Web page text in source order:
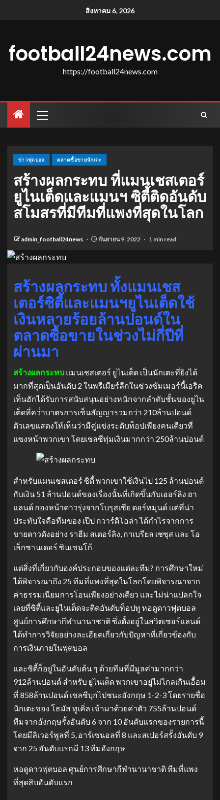
สิงหาคม 6, 2026
football24news.com
https://football24news.com
ข่าวฟุตบอล ตลาดซื้อขายนักเตะ
สร้างผลกระทบ ที่แมนเชสเตอร์
ยูไนเต็ดและแมนฯ ซิตี้ติดอันดับ
สโมสรที่มีทีมที่แพงที่สุดในโลก
admin_football24news กันยายน 9, 2022 1 min read
สร้างผลกระทบ ทั้งแมนเชส
เตอร์ซิตี้และแมนฯยูไนเต็ดใช้
เงินหลายร้อยล้านปอนด์ใน
ตลาดซื้อขายในช่วงไม่กี่ปีที่
ผ่านมา
สร้างผลกระทบ แมนเชสเตอร์ ยูไนเต็ด เป็นนักเตะที่ยิงได้
มากที่สุดเป็นอันดับ 2 ในพรีเมียร์ลีกในช่วงซัมเมอร์นี้เอริค
เท็นฮักได้รับการสนับสนุนอย่างหนักจากลําดับชั้นของยูไน
เต็ดที่คว่ําบาตรการเซ็นสัญญารวมกว่า 210ล้านปอนด์
ตัวเลขแสดงให้เห็นว่ามีคู่แข่งระดับท็อปเพียงคนเดียวที่
แซงหน้าพวกเขา โดยเชลซีทุ่มเงินมากกว่า 250ล้านปอนด์
สําหรับแมนเชสเตอร์ ซิตี้ พวกเขาใช้เงินไป 125 ล้านปอนด์
กับเงิน 51 ล้านปอนด์ของเรื่องนั้นที่เกิดขึ้นกับเออร์ลิง ฮา
แลนด์ กองหน้าดาวรุ่งจากโบรุสเซีย ดอร์ทมุนด์ แต่ที่น่า
ประทับใจคือทีมของ เป๊ป กวาร์ดิโอล่า ได้กําไรจากการ
ขายดาวดังอย่าง ราฮีม สเตอร์ลิง, กาเบรียล เชซุส และ โอ
เล็กซานเดอร์ ซินเชนโก้
แต่สิ่งที่เกี่ยวกับองค์ประกอบของแต่ละทีม? การศึกษาใหม่
ได้พิจารณาถึง 25 ทีมที่แพงที่สุดในโลกโดยพิจารณาจาก
ค่าธรรมเนียมการโอนเพียงอย่างเดียว และไม่น่าแปลกใจ
เลยที่ซิตี้และยูไนเต็ดจะติดอันดับท็อปทู หอดูดาวฟุตบอล
ศูนย์การศึกษากีฬานานาชาติ ซึ่งตั้งอยู่ในสวิตเซอร์แลนด์
ได้ทําการวิจัยอย่างละเอียดเกี่ยวกับปัญหาที่เกี่ยวข้องกับ
การเงินภายในฟุตบอล
และซิตี้ก็อยู่ในอันดับต้น ๆ ด้วยทีมที่มีมูลค่ามากกว่า
912ล้านปอนด์ สําหรับ ยูไนเต็ด พวกเขาอยู่ไม่ไกลเกินเอื้อม
ที่ 858ล้านปอนด์ เชลซีบุกไปชนะอังกฤษ 1-2-3 โดยรายชื่อ
นักเตะของ โธมัส ทูเคิ่ล เข้ามาด้วยค่าตัว 755ล้านปอนด์
ทีมจากอังกฤษรั้งอันดับ 6 จาก 10 อันดับแรกของรายการนี้
โดยมีลิเวอร์พูลที่ 5, อาร์เซนอลที่ 8 และสเปอร์สรั้งอันดับ 9
จาก 25 อันดับแรกมี 13 ทีมอังกฤษ
หอดูดาวฟุตบอล ศูนย์การศึกษากีฬานานาชาติ ทีมที่แพง
ที่สุดสิบอันดับแรก